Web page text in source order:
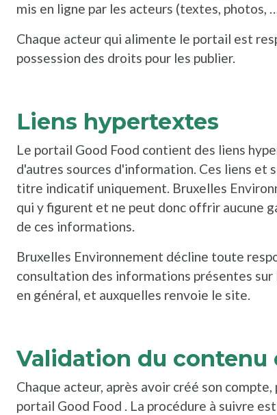
mis en ligne par les acteurs (textes, photos,
Chaque acteur qui alimente le portail est
possession des droits pour les publier.
Liens hypertextes
Le portail Good Food contient des liens
d'autres sources d'information. Ces liens et
titre indicatif uniquement. Bruxelles
qui y figurent et ne peut donc offrir aucune
de ces informations.
Bruxelles Environnement décline toute
consultation des informations présentes
en général, et auxquelles renvoie le site.
Validation du contenu
Chaque acteur, après avoir créé son
portail Good Food . La procédure à suivre